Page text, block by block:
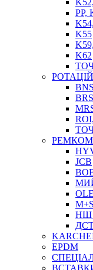
ТОСОЛ,
ОЛИВА-
ПОВІТРЯ-ВОДА
ДЛЯ
НАПІРНО-
ФІЛЬТРИ ДЛЯ
ПІДДОНИ ДЛЯ
МОДУЛЬНІ АЗС
PP,
K55
K62
JCB
M+S
НШ
EPDM